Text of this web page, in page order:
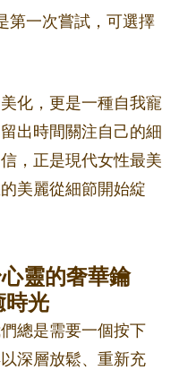
第一次嘗試，可選擇
化，更是一種自我寵
出時間關注自己的細
，正是現代女性最美
美麗從細節開始綻
靈的奢華鑰
時光
總是需要一個按下
深層放鬆、重新充